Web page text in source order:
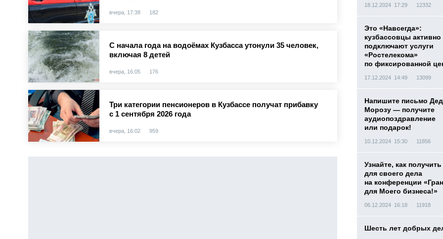
вчера, 17:38 182
С начала года на водоёмах Кузбасса утонули 35 человек,
включая 8 детей
вчера, 16:05 176
Три категории пенсионеров в Кузбассе получат прибавку
с 1 сентября 2026 года
вчера, 16:02 959
18.12.2024 17:29 12332
Это «Навсегда»:
кузбассовцы активно
подключают услуги
«Ростелекома»
по фиксированной
17.12.2024 14:49 13099
Напишите письмо
Морозу — получите
аудиопоздравление
или подарок!
10.12.2024 15:30 11856
Узнайте, как получить
для своего дела
на конференции
для Моего бизнеса!»
06.12.2024 16:18 11918
Шесть лет добрых